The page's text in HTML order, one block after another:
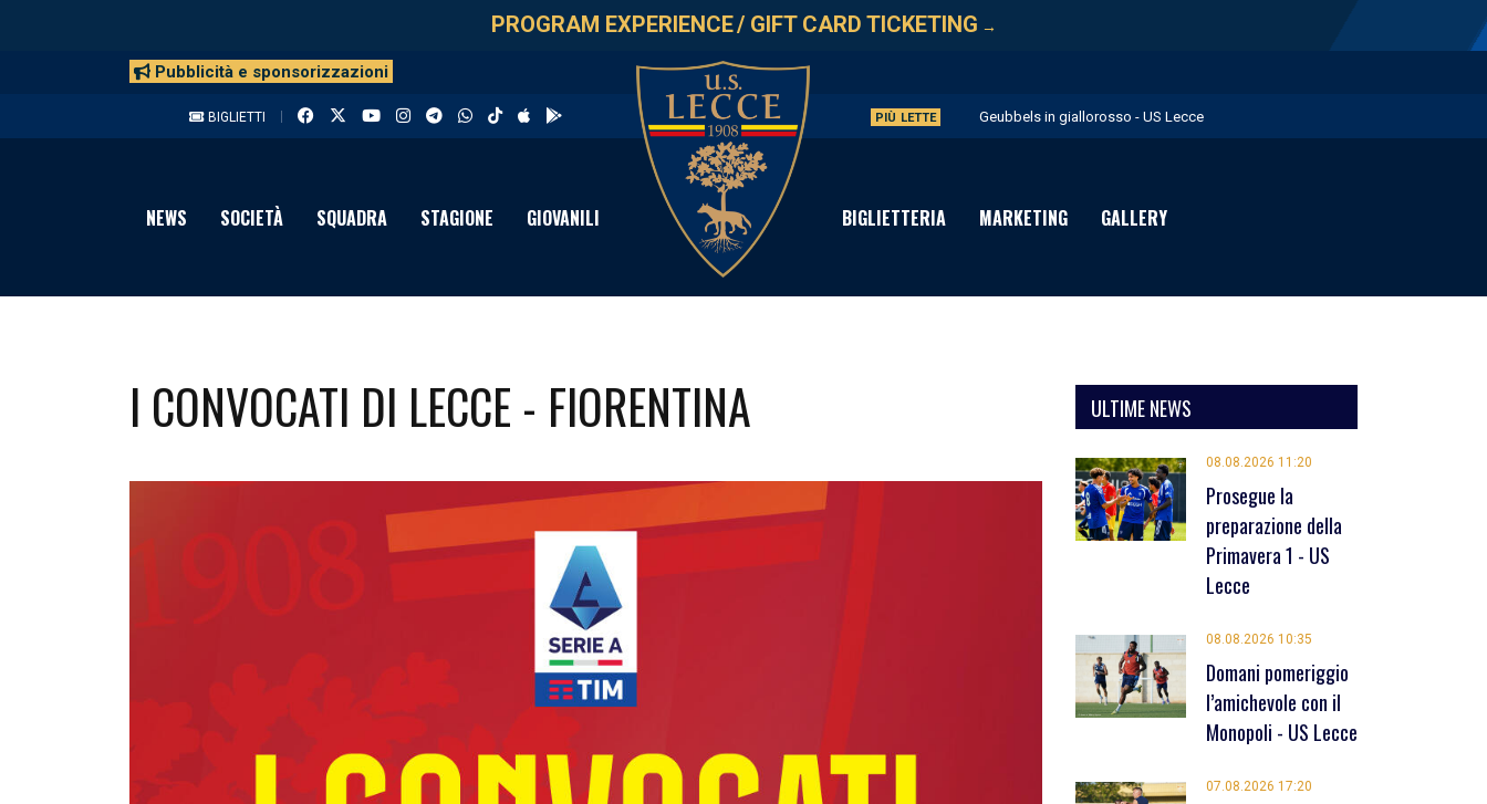
PROGRAM EXPERIENCE/ GIFT CARD TICKETING →
Pubblicità e sponsorizzazioni
BIGLIETTI PIÙ LETTE Geubbels in giallorosso - US Lecce
Aratravel è Premium Partner per la stagione 2026/27 - US Lecce
Primavera 1: Flies in giallorosso - US Lecce
NEWS SOCIETÀ SQUADRA STAGIONE GIOVANILI BIGLIETTERIA MARKETING GALLERY
I CONVOCATI DI LECCE - FIORENTINA ULTIME NEWS
08.08.2026 11:20
Prosegue la
preparazione della
Primavera 1 - US
Lecce
08.08.2026 10:35
Domani pomeriggio
l’amichevole con il
Monopoli - US Lecce
07.08.2026 17:20